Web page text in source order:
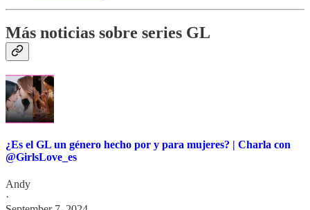
Más noticias sobre series GL
¿Es el GL un género hecho por y para mujeres? | Charla con
@GirlsLove_es
Andy
·